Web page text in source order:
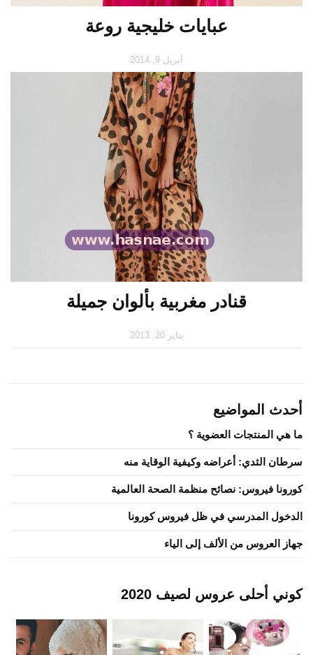
عبايات خليجية روعة
أبريل 9, 2014
قنادر مغربية بألوان جميلة
يناير 20, 2013
أحدث المواضيع
ما هي المنتجات العضوية ؟
سرطان الثدي: أعراضه وكيفية الوقاية منه
كورونا فيروس: نصائح منظمة الصحة العالمية
الدخول المدرسي في ظل فيروس كورونا
جهاز العروس من الألف إلى الياء
كوني أحلى عروس لصيف 2020